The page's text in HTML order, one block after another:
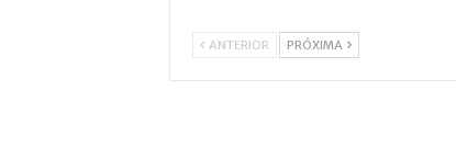
ANTERIOR PRÓXIMA